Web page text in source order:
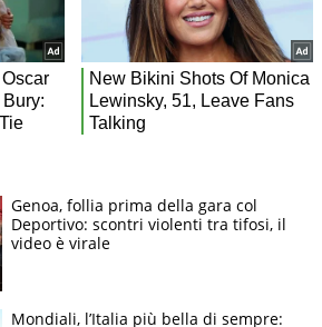
Genoa, follia prima della gara col
Deportivo: scontri violenti tra tifosi, il
video è virale
Mondiali, l’Italia più bella di sempre: